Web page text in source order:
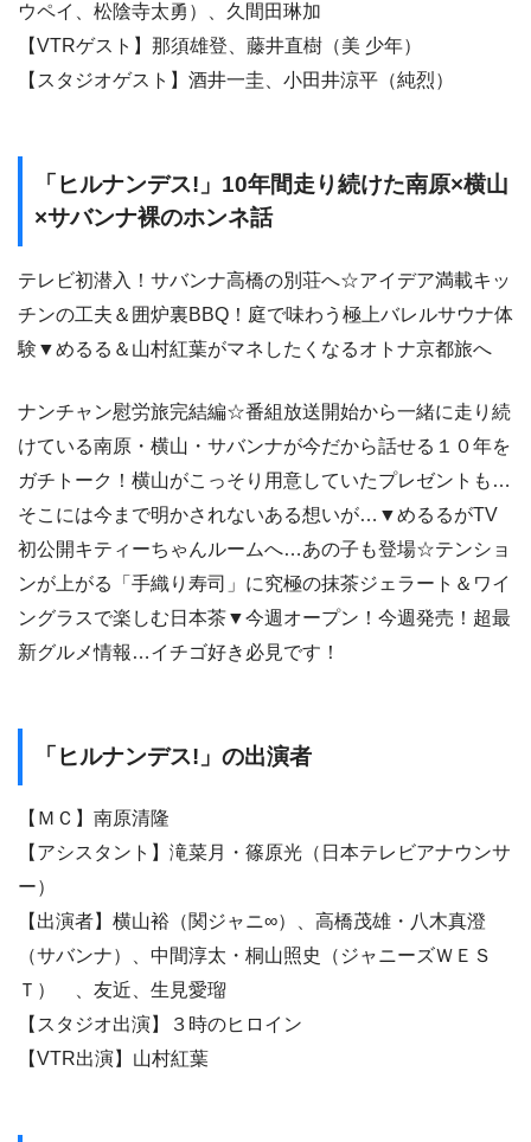
ウペイ、松陰寺太勇）、久間田琳加
【VTRゲスト】那須雄登、藤井直樹（美 少年）
【スタジオゲスト】酒井一圭、小田井涼平（純烈）
「ヒルナンデス!」10年間走り続けた南原×横山
×サバンナ裸のホンネ話
テレビ初潜入！サバンナ高橋の別荘へ☆アイデア満載キッ
チンの工夫＆囲炉裏BBQ！庭で味わう極上バレルサウナ体
験▼めるる＆山村紅葉がマネしたくなるオトナ京都旅へ
ナンチャン慰労旅完結編☆番組放送開始から一緒に走り続
けている南原・横山・サバンナが今だから話せる１０年を
ガチトーク！横山がこっそり用意していたプレゼントも…
そこには今まで明かされないある想いが…▼めるるがTV
初公開キティーちゃんルームへ…あの子も登場☆テンショ
ンが上がる「手織り寿司」に究極の抹茶ジェラート＆ワイ
ングラスで楽しむ日本茶▼今週オープン！今週発売！超最
新グルメ情報…イチゴ好き必見です！
「ヒルナンデス!」の出演者
【ＭＣ】南原清隆
【アシスタント】滝菜月・篠原光（日本テレビアナウンサ
ー）
【出演者】横山裕（関ジャニ∞）、高橋茂雄・八木真澄
（サバンナ）、中間淳太・桐山照史（ジャニーズＷＥＳ
Ｔ） 、友近、生見愛瑠
【スタジオ出演】３時のヒロイン
【VTR出演】山村紅葉